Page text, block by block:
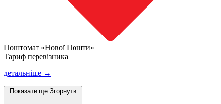
Поштомат «Нової Пошти»
Тариф перевізника
детальніше →
Показати ще Згорнути